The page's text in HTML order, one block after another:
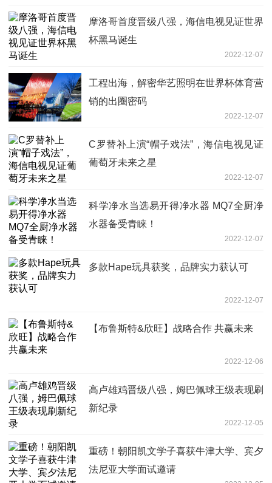
摩洛哥首度晋级八强，海信电视见证世界
杯黑马诞生
2022-12-07
工程出海，解密华艺照明在世界杯体育营
销的出圈密码
2022-12-07
C罗替补上演“帽子戏法”，海信电视见证
葡萄牙未来之星
2022-12-07
科学净水当选易开得净水器 MQ7全厨净
水器备受青睐！
2022-12-07
多款Hape玩具获奖，品牌实力获认可
2022-12-07
【布鲁斯特&欣旺】战略合作 共赢未来
2022-12-06
高卢雄鸡晋级八强，姆巴佩球王级表现刷
新纪录
2022-12-05
重磅！朝阳凯文学子喜获牛津大学、宾夕
法尼亚大学面试邀请